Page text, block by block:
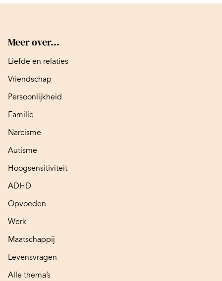
Meer over...
Liefde en relaties
Vriendschap
Persoonlijkheid
Familie
Narcisme
Autisme
Hoogsensitiviteit
ADHD
Opvoeden
Werk
Maatschappij
Levensvragen
Alle thema’s